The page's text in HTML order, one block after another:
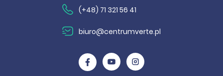
(+48) 71 321 56 41
biuro@centrumverte.pl